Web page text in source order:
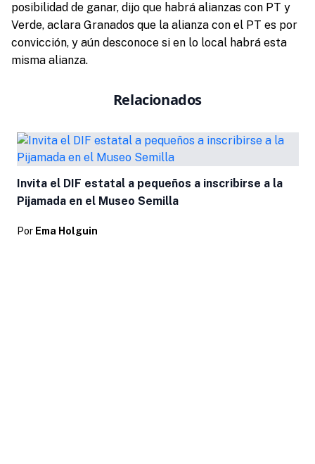
posibilidad de ganar, dijo que habrá alianzas con PT y
Verde, aclara Granados que la alianza con el PT es por
convicción, y aún desconoce si en lo local habrá esta
misma alianza.
Relacionados
Invita el DIF estatal a pequeños a inscribirse a la
Pijamada en el Museo Semilla
Por Ema Holguin